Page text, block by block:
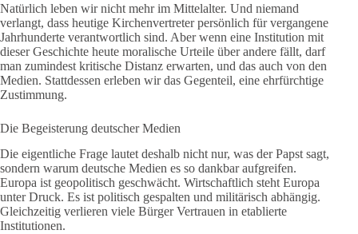
Natürlich leben wir nicht mehr im Mittelalter. Und niemand
verlangt, dass heutige Kirchenvertreter persönlich für vergangene
Jahrhunderte verantwortlich sind. Aber wenn eine Institution mit
dieser Geschichte heute moralische Urteile über andere fällt, darf
man zumindest kritische Distanz erwarten, und das auch von den
Medien. Stattdessen erleben wir das Gegenteil, eine ehrfürchtige
Zustimmung.
Die Begeisterung deutscher Medien
Die eigentliche Frage lautet deshalb nicht nur, was der Papst sagt,
sondern warum deutsche Medien es so dankbar aufgreifen.
Europa ist geopolitisch geschwächt. Wirtschaftlich steht Europa
unter Druck. Es ist politisch gespalten und militärisch abhängig.
Gleichzeitig verlieren viele Bürger Vertrauen in etablierte
Institutionen.